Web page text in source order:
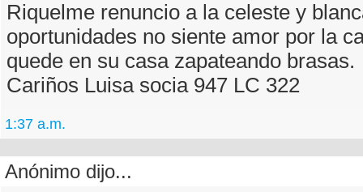
Riquelme renuncio a la celeste y
oportunidades no siente amor por la
quede en su casa zapateando brasas.
Cariños Luisa socia 947 LC 322
1:37 a.m.
Anónimo dijo...